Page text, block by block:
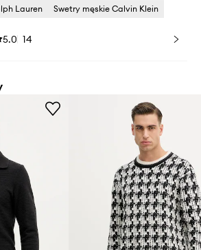
Lauren
Swetry męskie Calvin Klein
5.0 14